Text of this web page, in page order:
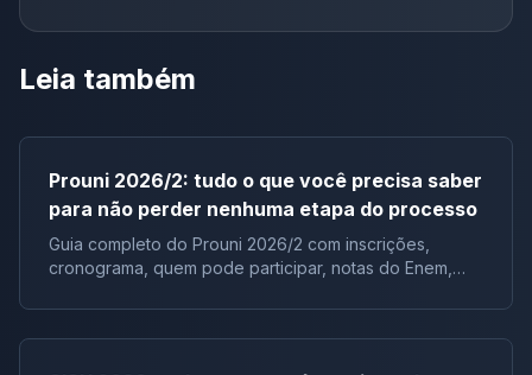
Leia também
Prouni 2026/2: tudo o que você precisa saber
para não perder nenhuma etapa do processo
Guia completo do Prouni 2026/2 com inscrições,
cronograma, quem pode participar, notas do Enem,